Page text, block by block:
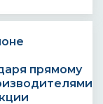
прямому